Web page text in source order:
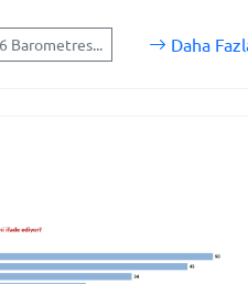
Barometres... Daha